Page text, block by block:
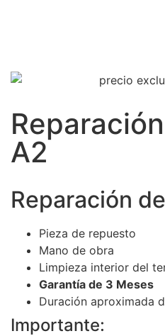
A2
Reparación
Pieza de repuesto
Mano de obra
Limpieza interior del
Garantía de 3 Meses
Duración aproximada
Importante: